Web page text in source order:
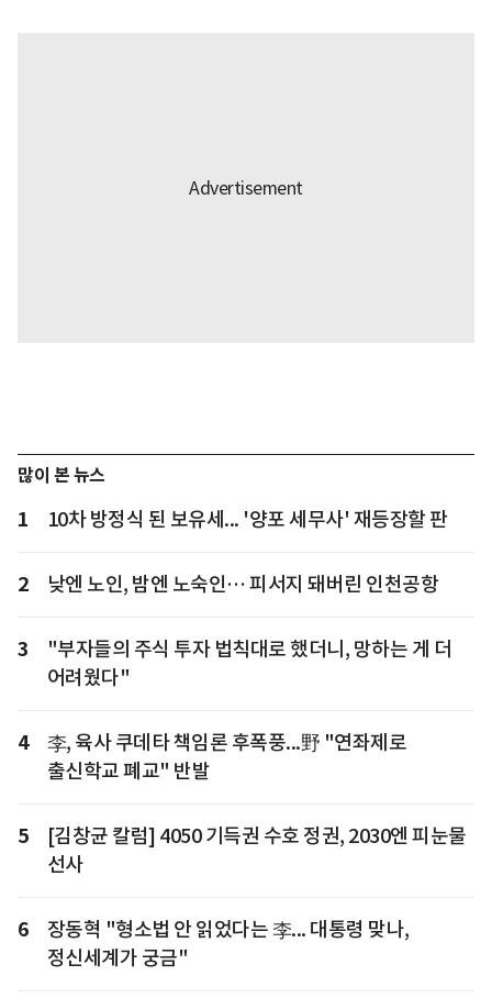
많이 본 뉴스
1 10차 방정식 된 보유세... '양포 세무사' 재등장할 판
2 낮엔 노인, 밤엔 노숙인… 피서지 돼버린 인천공항
3
"부자들의 주식 투자 법칙대로 했더니, 망하는 게 더
어려웠다"
4
李, 육사 쿠데타 책임론 후폭풍...野 "연좌제로
출신학교 폐교" 반발
5
[김창균 칼럼] 4050 기득권 수호 정권, 2030엔 피눈물
선사
6
장동혁 "형소법 안 읽었다는 李... 대통령 맞나,
정신세계가 궁금"